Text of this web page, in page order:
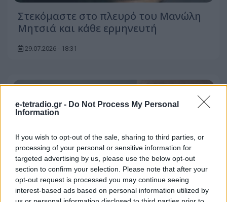
e-tetradio.gr - Do Not Process My Personal
Information
If you wish to opt-out of the sale, sharing to third parties, or
processing of your personal or sensitive information for
targeted advertising by us, please use the below opt-out
section to confirm your selection. Please note that after your
opt-out request is processed you may continue seeing
interest-based ads based on personal information utilized by
Στεκόμαστε στο πλευρό του Μανώλη
Μητσιά και κάθε ερμηνευτή
29.07.2026 - 18:31